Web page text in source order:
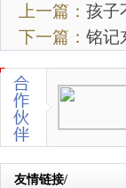
上一篇： 孩子
下一篇： 铭记
友情链接/